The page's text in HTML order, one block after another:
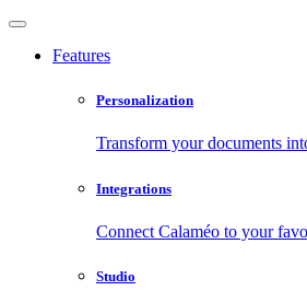
Features
Personalization
Transform your documents
Integrations
Connect Calaméo to your
Studio